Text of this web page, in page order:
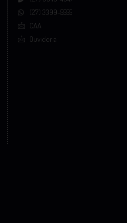
(27) 3399-5555
CAA
Ouvidoria